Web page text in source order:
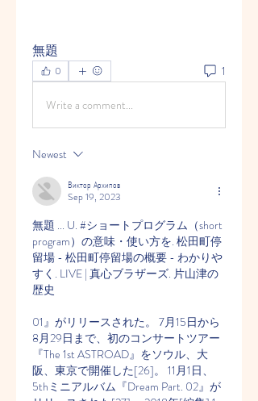
無題
0 1
Write a comment...
Newest
Виктор Архипов
Sep 19, 2023
無題 ... U. #ショートプログラム（short
program）の意味・使い方を. 松田町停
留場 - 松田町停留場の概要 - わかりや
すく. LIVE | 真心ブラザーズ. 片山津の
歴史
01』がリリースされた。 7月15日から
8月29日まで、初のコンサートツアー
『The 1st ASTROAD』をソウル、大
阪、東京で開催した[26]。 11月1日、
5thミニアルバム『Dream Part. 02』が